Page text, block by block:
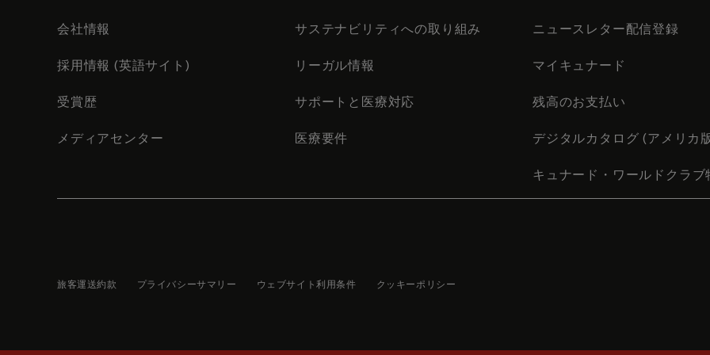
会社情報
採用情報 (英語サイト)
受賞歴
メディアセンター
サステナビリティへの取り組み
リーガル情報
サポートと医療対応
医療要件
ニュースレター配信登録
マイキュナード
残高のお支払い
デジタルカタログ (アメリカ
キュナード・ワールドクラブ
旅客運送約款 プライバシーサマリー ウェブサイト利用条件 クッキーポリシー